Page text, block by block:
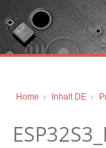
Home Inhalt DE